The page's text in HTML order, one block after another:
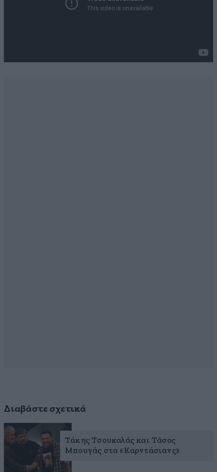
Διαβάστε σχετικά
Τάκης Τσουκαλάς και Τάσος
Μπουγάς στα «Καρντάσιανς»